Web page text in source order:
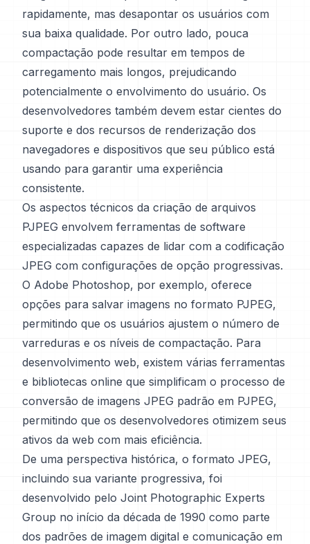
rapidamente, mas desapontar os usuários com
sua baixa qualidade. Por outro lado, pouca
compactação pode resultar em tempos de
carregamento mais longos, prejudicando
potencialmente o envolvimento do usuário. Os
desenvolvedores também devem estar cientes do
suporte e dos recursos de renderização dos
navegadores e dispositivos que seu público está
usando para garantir uma experiência
consistente.
Os aspectos técnicos da criação de arquivos
PJPEG envolvem ferramentas de software
especializadas capazes de lidar com a codificação
JPEG com configurações de opção progressivas.
O Adobe Photoshop, por exemplo, oferece
opções para salvar imagens no formato PJPEG,
permitindo que os usuários ajustem o número de
varreduras e os níveis de compactação. Para
desenvolvimento web, existem várias ferramentas
e bibliotecas online que simplificam o processo de
conversão de imagens JPEG padrão em PJPEG,
permitindo que os desenvolvedores otimizem seus
ativos da web com mais eficiência.
De uma perspectiva histórica, o formato JPEG,
incluindo sua variante progressiva, foi
desenvolvido pelo Joint Photographic Experts
Group no início da década de 1990 como parte
dos padrões de imagem digital e comunicação em